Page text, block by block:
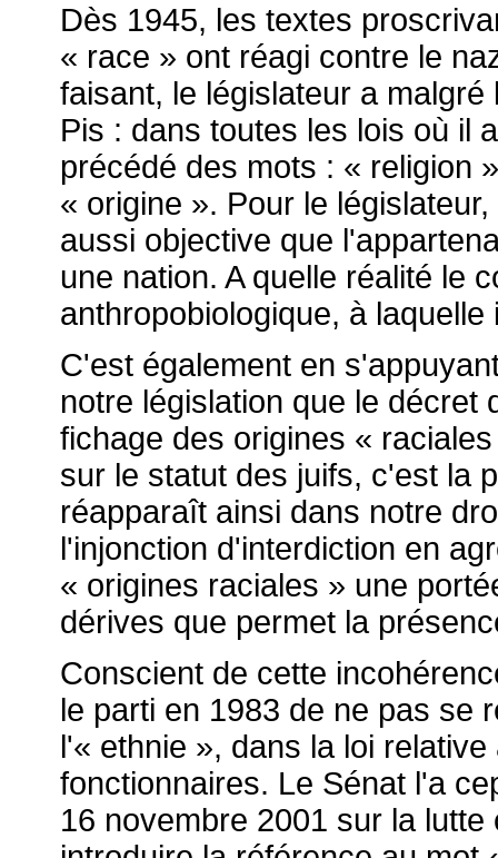
Dès 1945, les textes
« race » ont réagi contre le
faisant, le législateur a
Pis : dans toutes les lois où il
précédé des mots : « religion
« origine ». Pour le
aussi objective que
une nation. A quelle réalité le
anthropobiologique, à
C'est également en
notre législation que le décret
fichage des origines «
sur le statut des juifs, c'est la
réapparaît ainsi dans notre
l'injonction d'interdiction en
« origines raciales » une
dérives que permet la
Conscient de cette
le parti en 1983 de ne pas se
l'« ethnie », dans la loi
fonctionnaires. Le Sénat l'a
16 novembre 2001 sur la